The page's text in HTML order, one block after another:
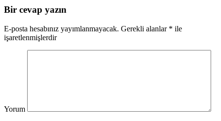
Bir cevap yazın
E-posta hesabınız yayımlanmayacak. Gerekli alanlar * ile
işaretlenmişlerdir
Yorum